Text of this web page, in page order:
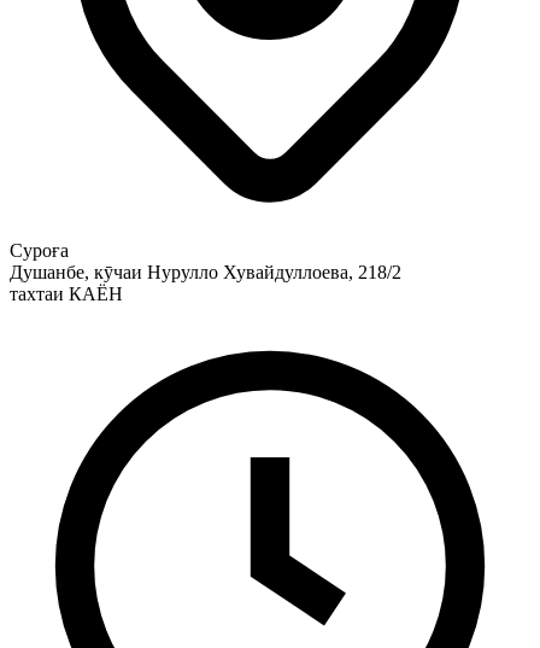
Суроға
Душанбе, кӯчаи Нурулло Хувайдуллоева, 218/2
тахтаи КАЁН